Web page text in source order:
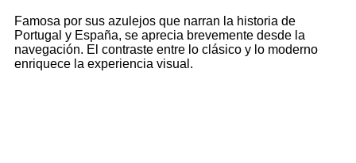
Famosa por sus azulejos que narran la historia de
Portugal y España, se aprecia brevemente desde la
navegación. El contraste entre lo clásico y lo moderno
enriquece la experiencia visual.